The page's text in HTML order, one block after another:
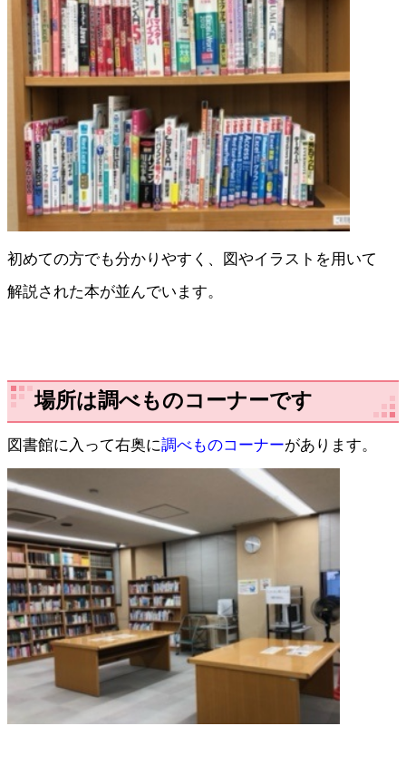
初めての方でも分かりやすく、図やイラストを用いて
解説された本が並んでいます。
場所は調べものコーナーです
図書館に入って右奥に調べものコーナーがあります。